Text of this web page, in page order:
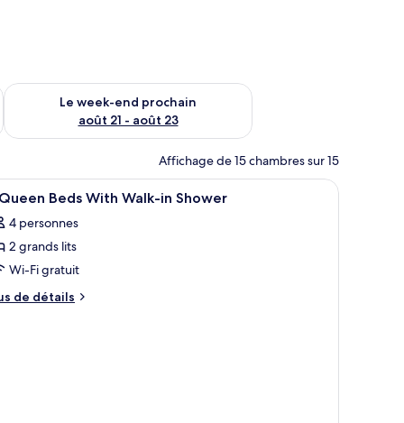
août 14 - août 16
Le week-end prochain
août 21 - août 23
Vérifier la disponibilité pour le week-end prochain août 21 -
Affichage de 15 chambres sur 15
un bureau avec une chaise, une télévision et une fenêtre avec des rideaux.
Une chambre d’hôtel avec deux lits, un
7 Beds With Walk-in Shower
4 personnes
2 grands lits
Wi-Fi gratuit
de détails